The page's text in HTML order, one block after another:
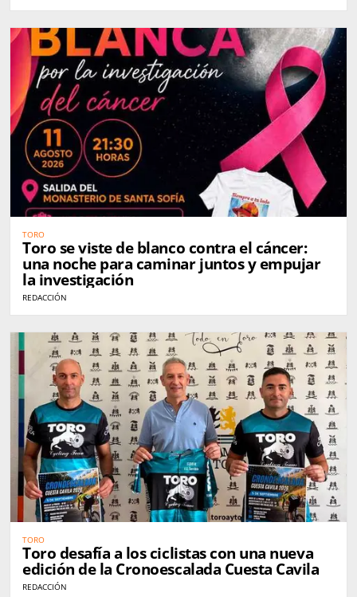
TORO
Toro se viste de blanco contra el cáncer:
una noche para caminar juntos y empujar
la investigación
REDACCIÓN
TORO
Toro desafía a los ciclistas con una nueva
edición de la Cronoescalada Cuesta Cavila
REDACCIÓN